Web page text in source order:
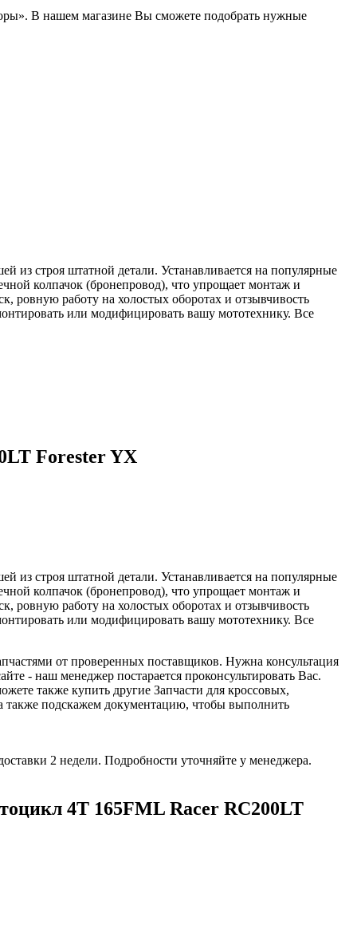
В нашем магазине Вы сможете подобрать нужные
из строя штатной детали. Устанавливается на популярные
колпачок (бронепровод), что упрощает монтаж и
ровную работу на холостых оборотах и отзывчивость
или модифицировать вашу мототехнику. Все
Forester YX
из строя штатной детали. Устанавливается на популярные
колпачок (бронепровод), что упрощает монтаж и
ровную работу на холостых оборотах и отзывчивость
или модифицировать вашу мототехнику. Все
от проверенных поставщиков. Нужна консультация
- наш менеджер постарается проконсультировать Вас.
также купить другие Запчасти для кроссовых,
подскажем документацию, чтобы выполнить
2 недели. Подробности уточняйте у менеджера.
4Т 165FML Racer RC200LT